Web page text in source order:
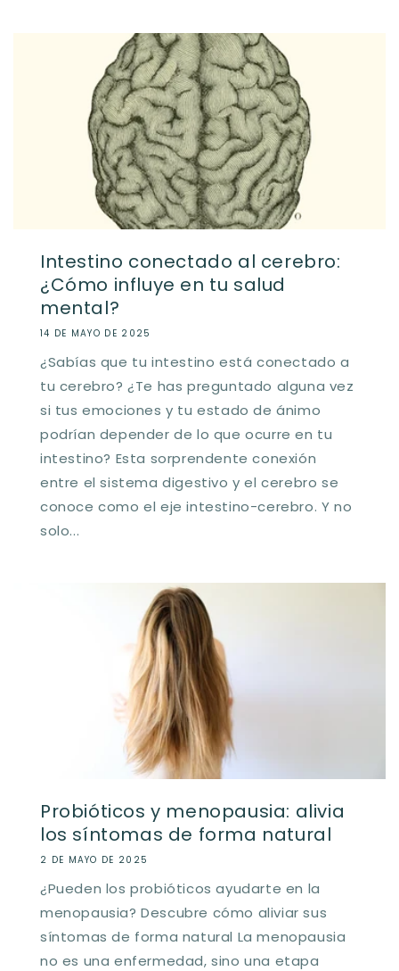
Intestino conectado al cerebro:
¿Cómo influye en tu salud
mental?
14 DE MAYO DE 2025
¿Sabías que tu intestino está conectado a
tu cerebro? ¿Te has preguntado alguna vez
si tus emociones y tu estado de ánimo
podrían depender de lo que ocurre en tu
intestino? Esta sorprendente conexión
entre el sistema digestivo y el cerebro se
conoce como el eje intestino-cerebro. Y no
solo...
Probióticos y menopausia: alivia
los síntomas de forma natural
2 DE MAYO DE 2025
¿Pueden los probióticos ayudarte en la
menopausia? Descubre cómo aliviar sus
síntomas de forma natural La menopausia
no es una enfermedad, sino una etapa